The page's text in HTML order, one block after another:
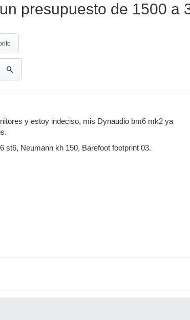
presupuesto de 1500 a
y estoy indeciso, mis Dynaudio bm6 mk2 ya
st6, Neumann kh 150, Barefoot footprint 03.